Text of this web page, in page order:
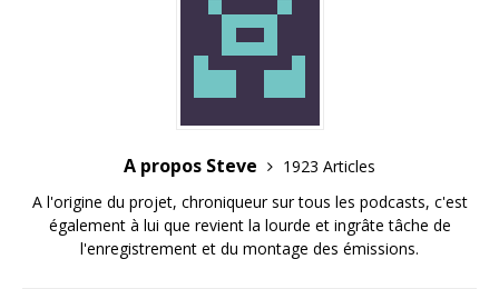
A propos Steve
1923 Articles
A l'origine du projet, chroniqueur sur tous les podcasts, c'est
également à lui que revient la lourde et ingrâte tâche de
l'enregistrement et du montage des émissions.